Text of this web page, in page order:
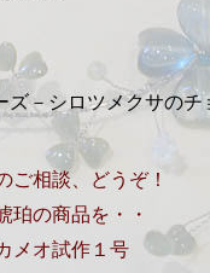
ズ－シロツメクサのチ
ご相談、どうぞ！
珀の商品を・・
メオ試作１号